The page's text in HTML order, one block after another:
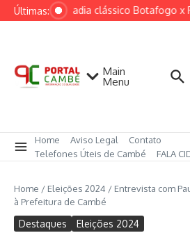
Ir para o conteúdo
Últimas:
Ventania adia clássico Botafogo x
Main
Menu
Home Aviso Legal
Contato
Telefones Úteis de Cambé
FALA
Home / Eleições 2024 / Entrevista com
à Prefeitura de Cambé
Destaques Eleições 2024